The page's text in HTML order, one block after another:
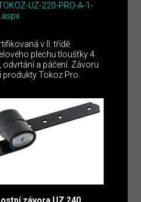
UZ-220-PRO-A-1-
v II. třídě
plechu tloušťky 4
a páčení. Závoru
produkty Tokoz Pro.
závora UZ 240